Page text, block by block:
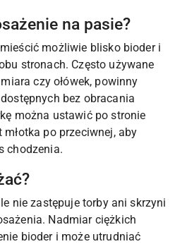
na pasie?
możliwie blisko bioder i
stronach. Często używane
czy ołówek, powinny
bez obracania
można ustawić po stronie
po przeciwnej, aby
chodzenia.
nie zastępuje torby ani skrzyni
Nadmiar ciężkich
bioder i może utrudniać